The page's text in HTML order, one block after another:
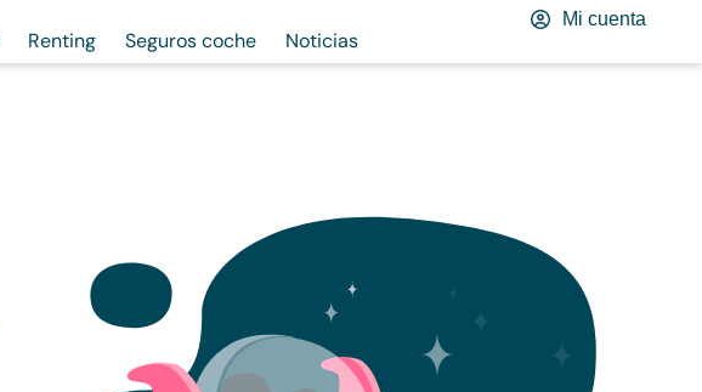
Renting Seguros coche Noticias
Mi cuenta